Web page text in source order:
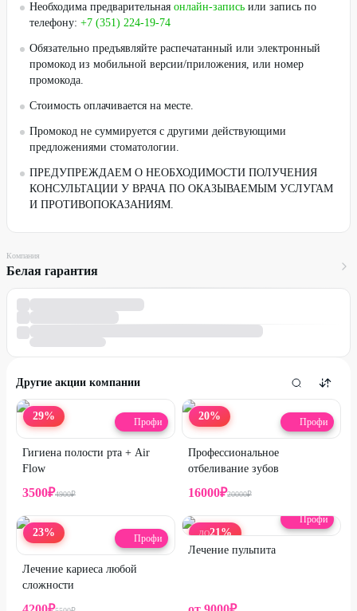
Необходима предварительная онлайн-запись или запись по
телефону: +7 (351) 224-19-74
Обязательно предъявляйте распечатанный или электронный
промокод из мобильной версии/приложения, или номер
промокода.
Стоимость оплачивается на месте.
Промокод не суммируется с другими действующими
предложениями стоматологии.
ПРЕДУПРЕЖДАЕМ О НЕОБХОДИМОСТИ ПОЛУЧЕНИЯ
КОНСУЛЬТАЦИИ У ВРАЧА ПО ОКАЗЫВАЕМЫМ УСЛУГАМ
И ПРОТИВОПОКАЗАНИЯМ.
Компания
Белая гарантия
Другие акции компании
29% Профи
Гигиена полости рта + Air
Flow
3500₽4900₽
20% Профи
Профессиональное
отбеливание зубов
16000₽20000₽
23% Профи
Лечение кариеса любой
сложности
ДО21%
Профи
Лечение пульпита